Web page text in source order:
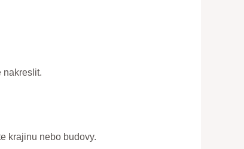
nakreslit.
krajinu nebo budovy.